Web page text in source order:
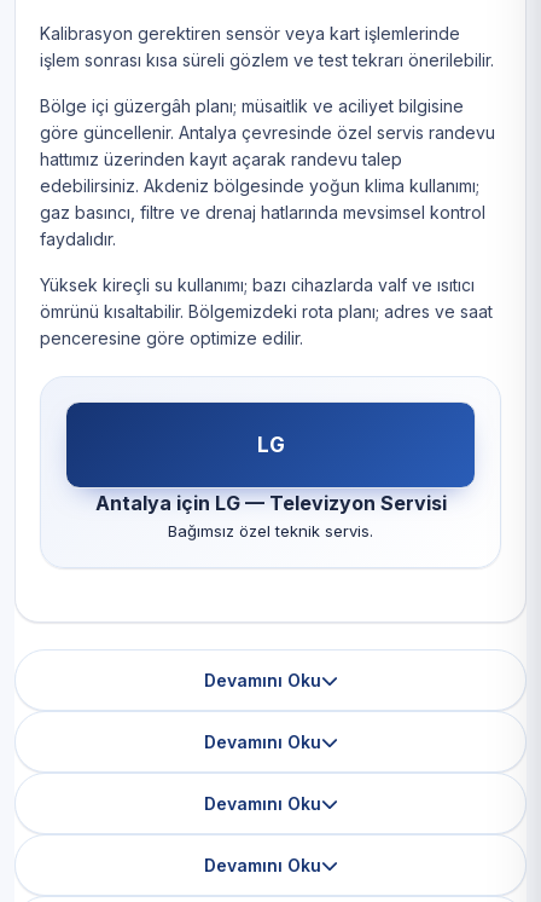
Kalibrasyon gerektiren sensör veya kart işlemlerinde
işlem sonrası kısa süreli gözlem ve test tekrarı önerilebilir.
Bölge içi güzergâh planı; müsaitlik ve aciliyet bilgisine
göre güncellenir. Antalya çevresinde özel servis randevu
hattımız üzerinden kayıt açarak randevu talep
edebilirsiniz. Akdeniz bölgesinde yoğun klima kullanımı;
gaz basıncı, filtre ve drenaj hatlarında mevsimsel kontrol
faydalıdır.
Yüksek kireçli su kullanımı; bazı cihazlarda valf ve ısıtıcı
ömrünü kısaltabilir. Bölgemizdeki rota planı; adres ve saat
penceresine göre optimize edilir.
LG
Antalya için LG — Televizyon Servisi
Bağımsız özel teknik servis.
Devamını Oku
Devamını Oku
Devamını Oku
Devamını Oku